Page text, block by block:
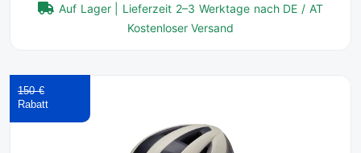
Auf Lager | Lieferzeit 2–3 Werktage nach DE / AT
Kostenloser Versand
150 €